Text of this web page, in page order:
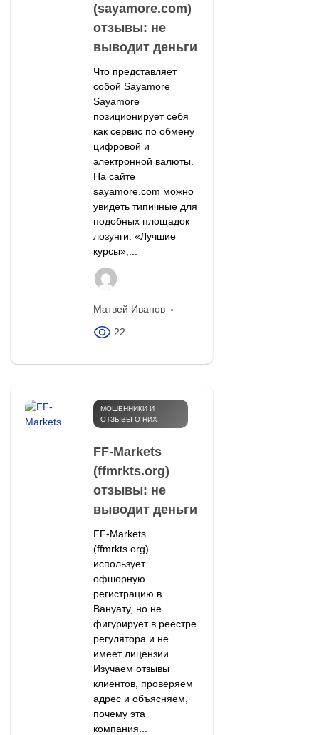
(sayamore.com)
отзывы: не
выводит деньги
Что представляет
собой Sayamore
Sayamore
позиционирует себя
как сервис по обмену
цифровой и
электронной валюты.
На сайте
sayamore.com можно
увидеть типичные для
подобных площадок
лозунги: «Лучшие
курсы»,...
Матвей Иванов
22
МОШЕННИКИ И
ОТЗЫВЫ О НИХ
FF-Markets
(ffmrkts.org)
отзывы: не
выводит деньги
FF-Markets
(ffmrkts.org)
использует
офшорную
регистрацию в
Вануату, но не
фигурирует в реестре
регулятора и не
имеет лицензии.
Изучаем отзывы
клиентов, проверяем
адрес и объясняем,
почему эта
компания...